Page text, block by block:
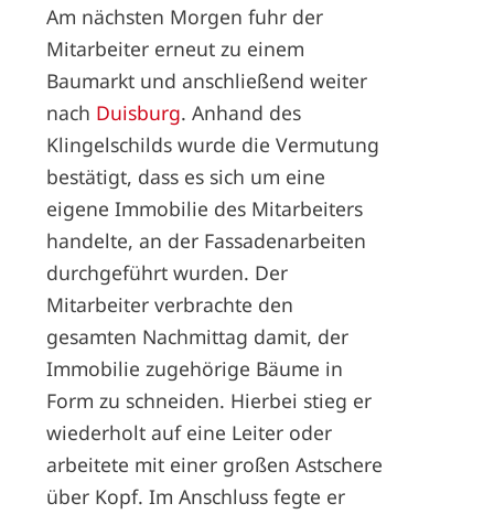
Am nächsten Morgen fuhr der
Mitarbeiter erneut zu einem
Baumarkt und anschließend weiter
nach Duisburg. Anhand des
Klingelschilds wurde die Vermutung
bestätigt, dass es sich um eine
eigene Immobilie des Mitarbeiters
handelte, an der Fassadenarbeiten
durchgeführt wurden. Der
Mitarbeiter verbrachte den
gesamten Nachmittag damit, der
Immobilie zugehörige Bäume in
Form zu schneiden. Hierbei stieg er
wiederholt auf eine Leiter oder
arbeitete mit einer großen Astschere
über Kopf. Im Anschluss fegte er